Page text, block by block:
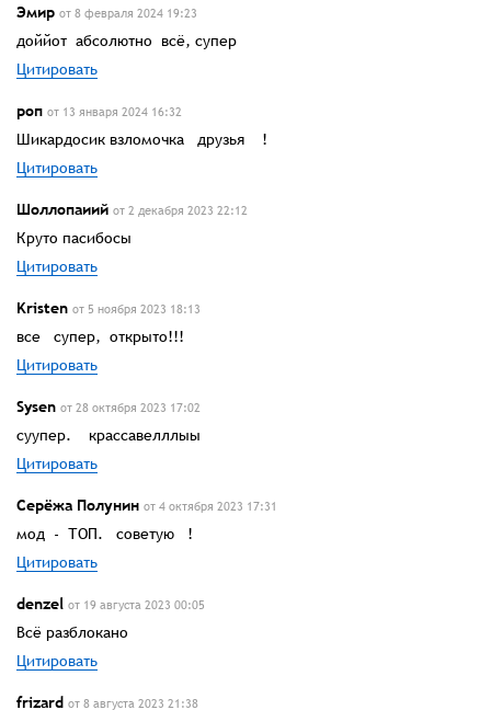
Эмир от 8 февраля 2024 19:23
доййот абсолютно всё, супер
Цитировать
роп от 13 января 2024 16:32
Шикардосик взломочка друзья !
Цитировать
Шоллопаиий от 2 декабря 2023 22:12
Круто пасибосы
Цитировать
Kristen от 5 ноября 2023 18:13
все супер, открыто!!!
Цитировать
Sysen от 28 октября 2023 17:02
суупер. крассавелллыы
Цитировать
Серёжа Полунин от 4 октября 2023 17:31
мод - ТОП. советую !
Цитировать
denzel от 19 августа 2023 00:05
Всё разблокано
Цитировать
frizard от 8 августа 2023 21:38